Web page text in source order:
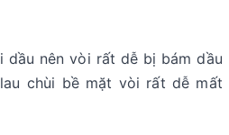
dầu nên vòi rất dễ bị bám dầu
chùi bề mặt vòi rất dễ mất